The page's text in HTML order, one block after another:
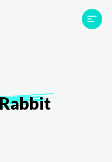
Proyectos
Testimonios